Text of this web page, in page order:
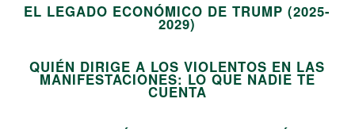
EL LEGADO ECONÓMICO DE TRUMP (2025-
2029)
QUIÉN DIRIGE A LOS VIOLENTOS EN LAS
MANIFESTACIONES: LO QUE NADIE TE
CUENTA